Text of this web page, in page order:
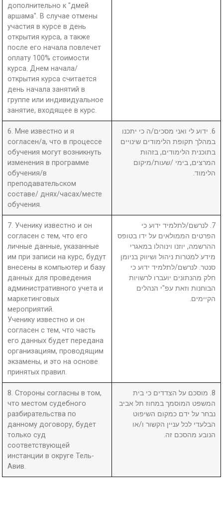
дополнительно к "дмей
аршама". В случае отмены
участия в курсе в день
открытия курса, а также
после его начала повлечет
оплату 100% стоимости
курса. Днем начала/
открытия курса считается
день начала занятий в
группе или индивидуальное
занятие, входящее в курс.
6. Мне известно и я
согласен/а, что в процессе
обучения могут возникнуть
изменения в программе
обучения/в
преподавательском
составе/ днях/часах/месте
обучения.
6. ידוע לי ואני מסכים/ה כי יתכנו
במהלך תקופת הלימודים שינויים
בתוכנית הלימודים, בזהות
המרצים, בימי /שעות/מיקום
הלימוד.
7. Ученику известно и он
согласен с тем, что его
личные данные, указанные
им при записи на курс, будут
внесены в компьютер и базу
данных для проведения
административного учета и
маркетинговых
мероприятий.
Ученику известно и он
согласен с тем, что часть
его данных будет передана
организациям, проводящим
экзамены, и это на основе
принятых правил.
7. לנרשם/לתלמיד ידוע כי
הפרטים הממולאים על ידו בטופס
ההרשמה, יוזנו וינוהלו במאגרי
מידע למטרות ניהול ושיווק בניומן
סנטר. לנרשם/לתלמיד ידוע כי
חלק מהנתונים יועברו לרשויות
הבוחנות וזאת עפ"י הנהלים
הקיימים.
8. Стороны согласны в том,
что местом судебного
разбирательства по
данному договору, будет
только суд
соответствующей
инстанции в округе Тель-
Авив.
8. מוסכם על הצדדים כי בית
המשפט המוסמך במחוז תל אביב
נבחר על ידם כמקום השיפוט
הבלעדי לכל עניין הקשור ו/או
הנובע מהסכם זה.